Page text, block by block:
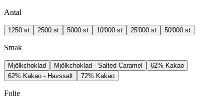
Antal
1250 st 2500 st 5000 st 10'000 st 25'000 st 50'000 st
Smak
Mjölkchoklad Mjölkchoklad - Salted Caramel
62% Kakao
62% Kakao - Havssalt
72% Kakao
Folie